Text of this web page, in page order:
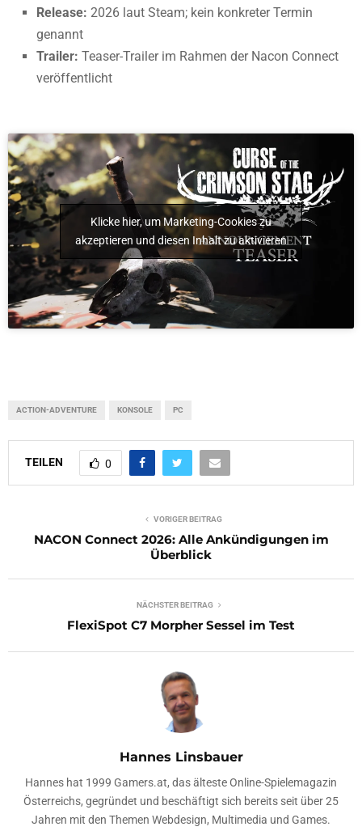
Release: 2026 laut Steam; kein konkreter Termin
genannt
Trailer: Teaser-Trailer im Rahmen der Nacon Connect
veröffentlicht
Klicke hier, um Marketing-Cookies zu
akzeptieren und diesen Inhalt zu aktivieren
ACTION-ADVENTURE KONSOLE PC
TEILEN 0
VORIGER BEITRAG
NACON Connect 2026: Alle Ankündigungen im
Überblick
NÄCHSTER BEITRAG
FlexiSpot C7 Morpher Sessel im Test
Hannes Linsbauer
Hannes hat 1999 Gamers.at, das älteste Online-Spielemagazin
Österreichs, gegründet und beschäftigt sich bereits seit über 25
Jahren mit den Themen Webdesign, Multimedia und Games.